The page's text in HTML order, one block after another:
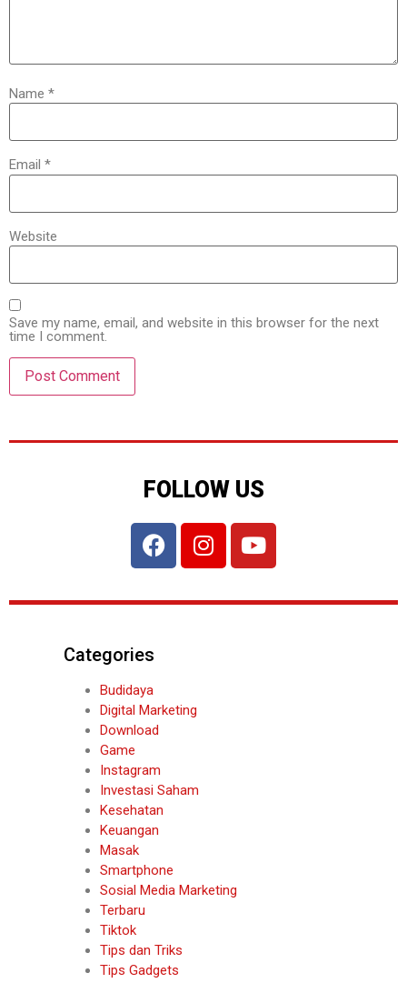
Name *
Email *
Website
Save my name, email, and website in this browser for the next
time I comment.
FOLLOW US
Categories
Budidaya
Digital Marketing
Download
Game
Instagram
Investasi Saham
Kesehatan
Keuangan
Masak
Smartphone
Sosial Media Marketing
Terbaru
Tiktok
Tips dan Triks
Tips Gadgets